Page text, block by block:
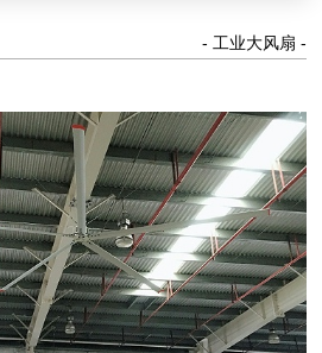
- 工业大风扇 -